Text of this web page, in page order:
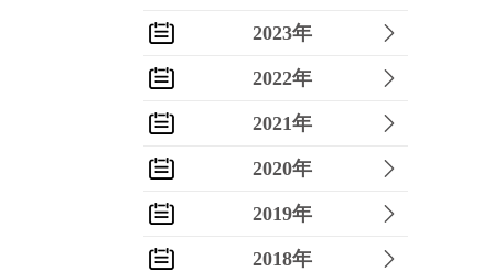
2023年
2022年
2021年
2020年
2019年
2018年